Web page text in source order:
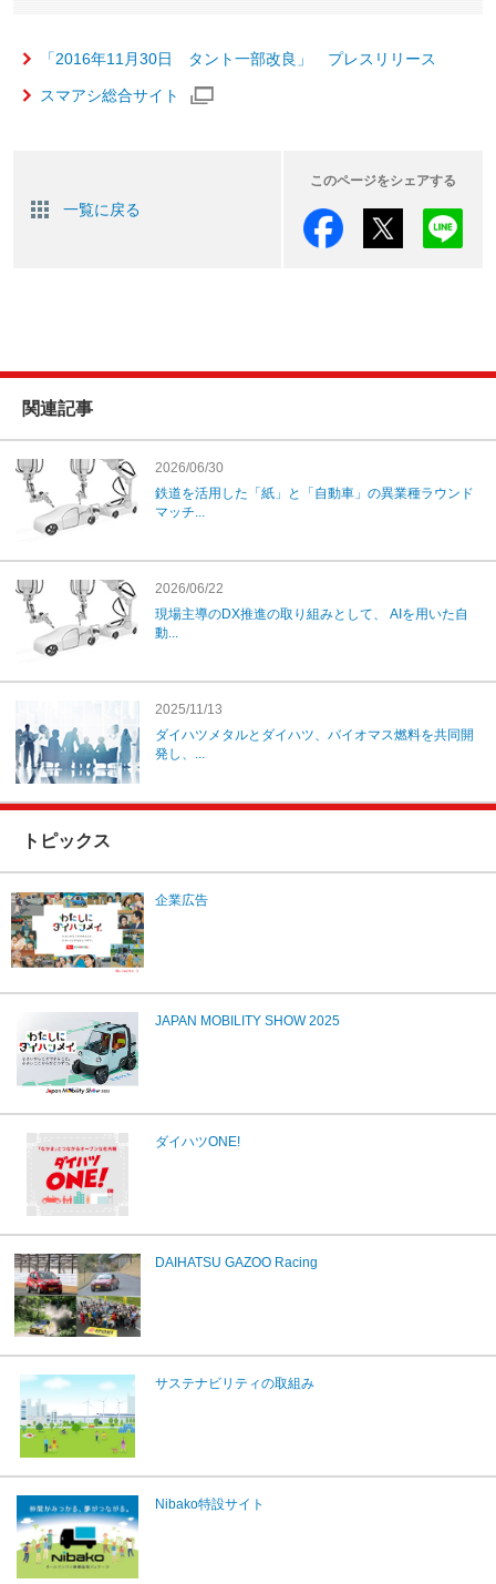
「2016年11月30日 タント一部改良」 プレスリリース
スマアシ総合サイト
一覧に戻る
このページをシェアする
関連記事
2026/06/30
鉄道を活用した「紙」と「自動車」の異業種ラウンド
マッチ...
2026/06/22
現場主導のDX推進の取り組みとして、 AIを用いた自
動...
2025/11/13
ダイハツメタルとダイハツ、バイオマス燃料を共同開
発し、...
トピックス
企業広告
JAPAN MOBILITY SHOW 2025
ダイハツONE!
DAIHATSU GAZOO Racing
サステナビリティの取組み
Nibako特設サイト